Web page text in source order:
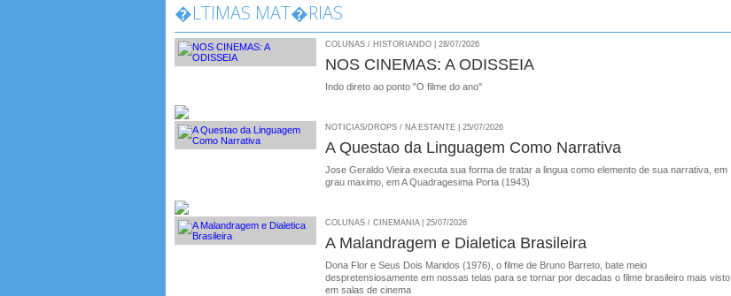
�LTIMAS MAT�RIAS
COLUNAS / HISTORIANDO | 28/07/2026
NOS CINEMAS: A ODISSEIA
Indo direto ao ponto "O filme do ano"
NOTICIAS/DROPS / NA ESTANTE | 25/07/2026
A Questao da Linguagem Como Narrativa
Jose Geraldo Vieira executa sua forma de tratar a lingua como elemento de sua narrativa, em
grau maximo, em A Quadragesima Porta (1943)
COLUNAS / CINEMANIA | 25/07/2026
A Malandragem e Dialetica Brasileira
Dona Flor e Seus Dois Maridos (1976), o filme de Bruno Barreto, bate meio
despretensiosamente em nossas telas para se tornar por decadas o filme brasileiro mais visto
em salas de cinema